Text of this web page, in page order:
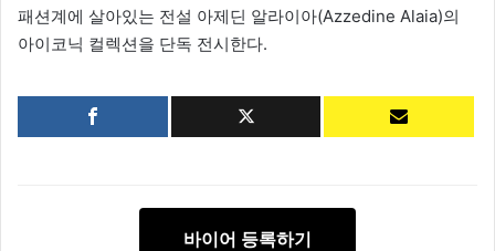
패션계에 살아있는 전설 아제딘 알라이아(Azzedine Alaia)의
아이코닉 컬렉션을 단독 전시한다.
바이어 등록하기